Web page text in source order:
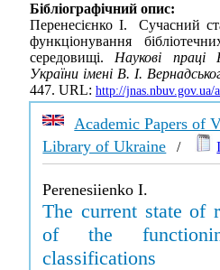
Бібліографічний опис:
Перенесієнко І. Сучасний
функціонування
середовищі.Наукові праці
України імені В. І.
447. URL: http://jnas.nbuv.gov.ua/
Academic Papers of
Library of Ukraine /
Perenesiienko I.
The current state of
of the
classifications